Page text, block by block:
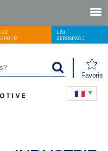
LISI
GROUP
LISI
AEROSPACE
Favoris